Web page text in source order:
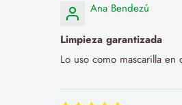
Ana Bendezú
Limpieza garantizada
Lo uso como mascarilla